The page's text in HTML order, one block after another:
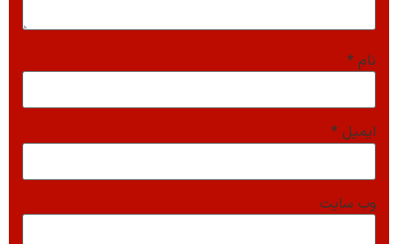
نام *
ایمیل *
وب‌ سایت